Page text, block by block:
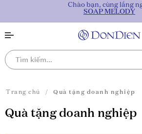
Chào bạn, cùng lắng
SOAP MELODY
Trang chủ / Quà tặng doanh nghiệp
Quà tặng doanh nghiệp